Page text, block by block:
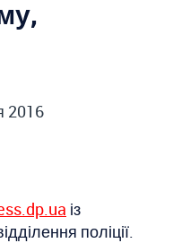
2016
із
поліції.